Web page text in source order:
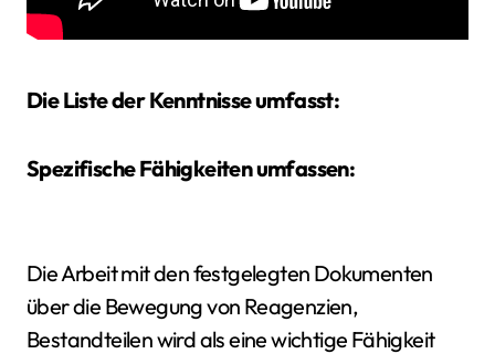
Die Liste der Kenntnisse umfasst:
Spezifische Fähigkeiten umfassen:
Die Arbeit mit den festgelegten Dokumenten
über die Bewegung von Reagenzien,
Bestandteilen wird als eine wichtige Fähigkeit